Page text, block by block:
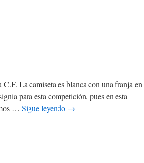
La camiseta es blanca con una franja en
para esta competición, pues en esta
… Sigue leyendo →